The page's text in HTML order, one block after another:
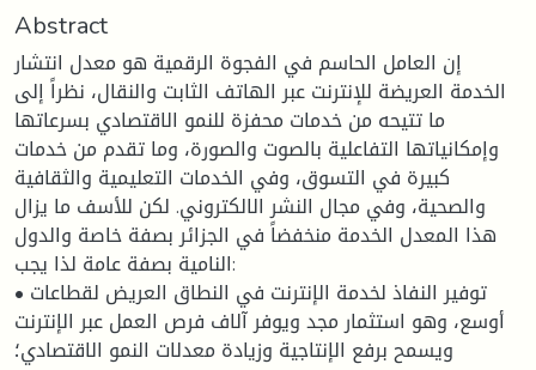
Abstract
إن العامل الحاسم في الفجوة الرقمية هو معدل انتشار
الخدمة العريضة للإنترنت عبر الهاتف الثابت والنقال، نظراً إلى
ما تتيحه من خدمات محفزة للنمو الاقتصادي بسرعاتها
وإمكانياتها التفاعلية بالصوت والصورة، وما تقدم من خدمات
كبيرة في التسوق، وفي الخدمات التعليمية والثقافية
والصحية، وفي مجال النشر الالكتروني. لكن للأسف ما يزال
هذا المعدل الخدمة منخفضاً في الجزائر بصفة خاصة والدول
النامية بصفة عامة لذا يجب:
• توفير النفاذ لخدمة الإنترنت في النطاق العريض لقطاعات
أوسع، وهو استثمار مجد ويوفر آلاف فرص العمل عبر الإنترنت
ويسمح برفع الإنتاجية وزيادة معدلات النمو الاقتصادي؛